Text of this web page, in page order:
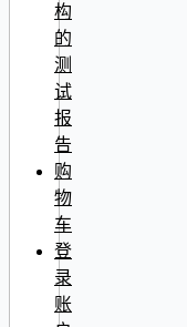
构
的
测
试
报
告
购
物
车
登
录
账